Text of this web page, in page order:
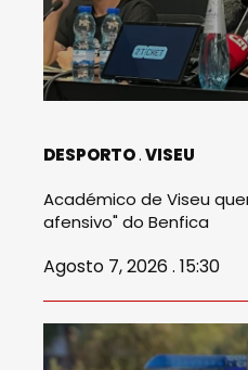
DESPORTO VISEU
Académico de Viseu
afensivo" do Benfica
Agosto 7, 2026 . 15:30